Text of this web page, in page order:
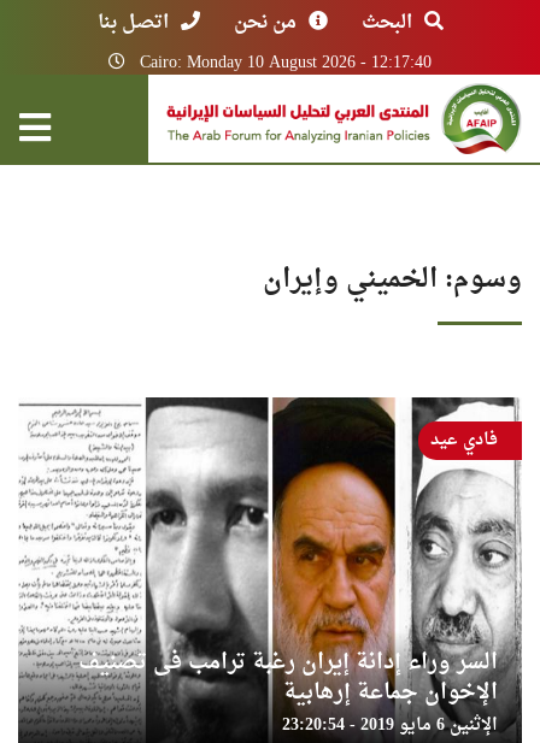
البحث من نحن اتصل بنا
Cairo: Monday 10 August 2026 - 12:17:40
وسوم: الخميني وإيران
السر وراء إدانة إيران رغبة ترامب فى تصنيف
الإخوان جماعة إرهابية
الإثنين 6 مايو 2019 - 23:20:54
فادي عيد